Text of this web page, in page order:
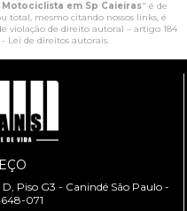
em Sp Caieiras" é de
total, mesmo citando nossos links, é
violação de direito autoral – artigo 184
- Lei de direitos autorais.
Piso G3 - Canindé São Paulo -
071